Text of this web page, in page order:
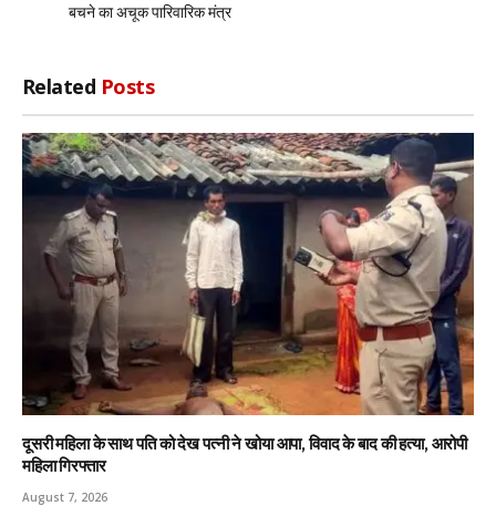
बचने का अचूक पारिवारिक मंत्र
Related Posts
दूसरी महिला के साथ पति को देख पत्नी ने खोया आपा, विवाद के बाद की हत्या, आरोपी
महिला गिरफ्तार
August 7, 2026